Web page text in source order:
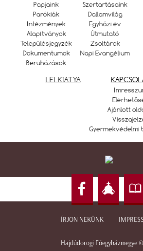
Papjaink
Parókiák
Intézmények
Alapítványok
Településjegyzék
Dokumentumok
Beruházások
Szertartásaink
Dallamvilág
Egyházi év
Útmutató
Zsoltárok
Napi Evangélium
LELKIATYA
Ajánlott
Gyermekvédelmi
ÍRJON NEKÜNK
Hajdúdorogi Főegyházmegye